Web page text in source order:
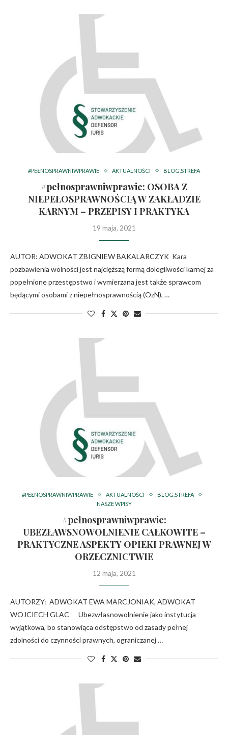
#PEŁNOSPRAWNIWPRAWIE AKTUALNOŚCI BLOG.STREFA
#pełnosprawniwprawie: OSOBA Z
NIEPEŁOSPRAWNOŚCIĄ W ZAKŁADZIE
KARNYM – PRZEPISY I PRAKTYKA
19 maja, 2021
AUTOR: ADWOKAT ZBIGNIEW BAKALARCZYK Kara
pozbawienia wolności jest najcięższą formą dolegliwości karnej za
popełnione przestępstwo i wymierzana jest także sprawcom
będącymi osobami z niepełnosprawnością (OzN), …
#PEŁNOSPRAWNIWPRAWIE AKTUALNOŚCI
BLOG.STREFA
NASZE WPISY
#pełnosprawniwprawie:
UBEZŁAWSNOWOLNIENIE CAŁKOWITE –
PRAKTYCZNE ASPEKTY OPIEKI PRAWNEJ W
ORZECZNICTWIE
12 maja, 2021
AUTORZY: ADWOKAT EWA MARCJONIAK, ADWOKAT
WOJCIECH GLAC Ubezwłasnowolnienie jako instytucja
wyjątkowa, bo stanowiąca odstępstwo od zasady pełnej
zdolności do czynności prawnych, ograniczanej …